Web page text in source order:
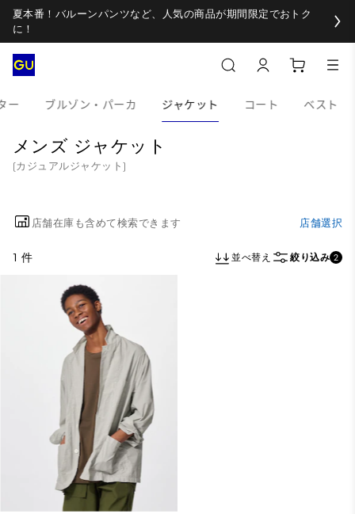
夏本番！バルーンパンツなど、人気の商品が期間限定でおトク
に！
ー ブルゾン・パーカ ジャケット コート ベスト
メンズ ジャケット
(カジュアルジャケット)
店舗在庫も含めて検索できます 店舗選択
1 件 並べ替え 絞り込み 2